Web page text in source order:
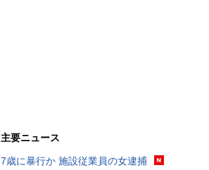
主要ニュース
7歳に暴行か 施設従業員の女逮捕